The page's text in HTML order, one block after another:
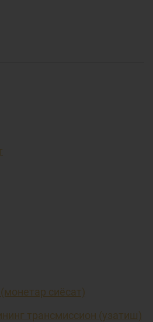
сиёсат)
трансмиссион (узатиш)